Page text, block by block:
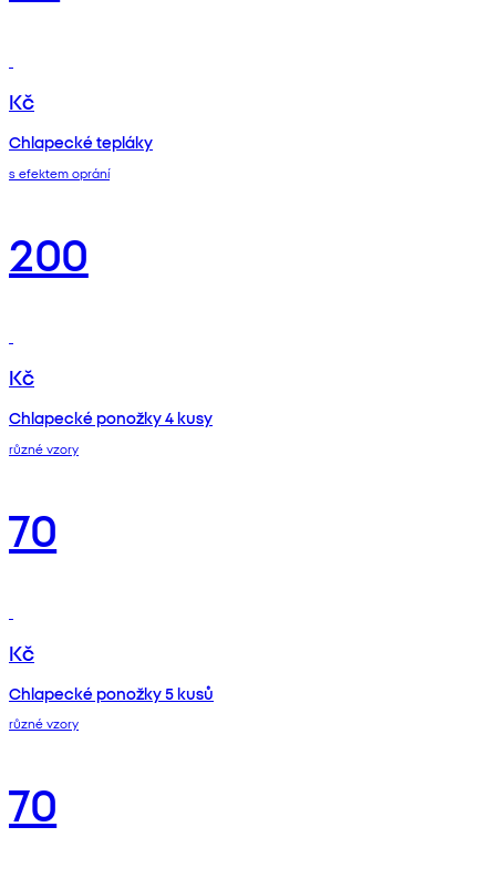
Kč
Chlapecké tepláky
s efektem oprání
200
Kč
Chlapecké ponožky 4 kusy
různé vzory
70
Kč
Chlapecké ponožky 5 kusů
různé vzory
70